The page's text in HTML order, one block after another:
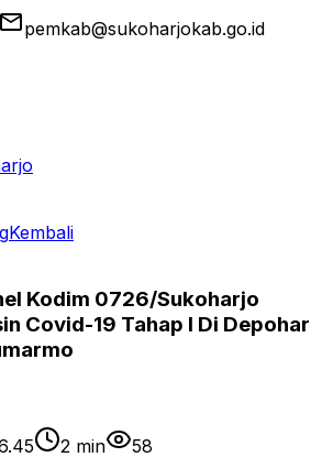
emailpemkab@sukoharjokab.go.id
Kembali
Kodim 0726/Sukoharjo
Covid-19 Tahap I Di Depohar
2 min
58